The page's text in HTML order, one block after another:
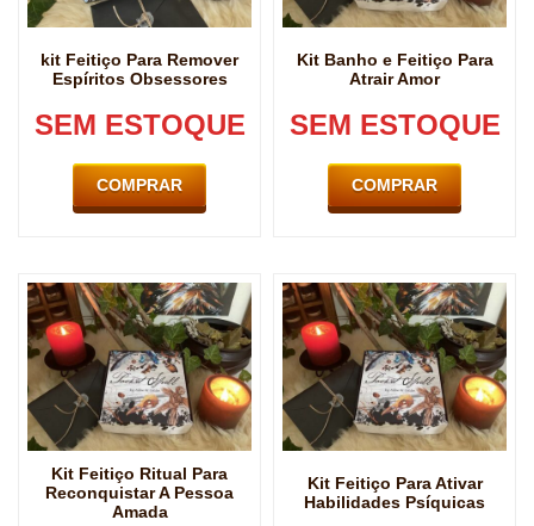
kit Feitiço Para Remover
Espíritos Obsessores
SEM ESTOQUE
COMPRAR
Kit Banho e Feitiço Para
Atrair Amor
SEM ESTOQUE
COMPRAR
Kit Feitiço Ritual Para
Reconquistar A Pessoa
Amada
Kit Feitiço Para Ativar
Habilidades Psíquicas